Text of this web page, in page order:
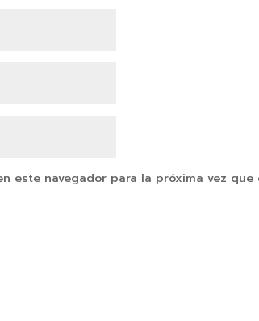
este navegador para la próxima vez que